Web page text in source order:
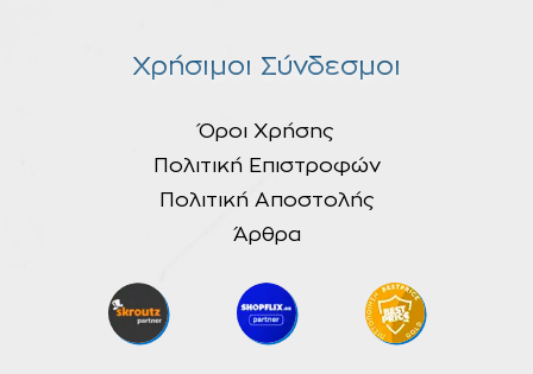
Χρήσιμοι Σύνδεσμοι
Όροι Χρήσης
Πολιτική Επιστροφών
Πολιτική Αποστολής
Άρθρα